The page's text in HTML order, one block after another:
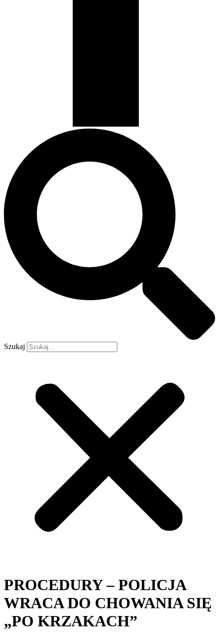
Szukaj
PROCEDURY – POLICJA
WRACA DO CHOWANIA SIĘ
„PO KRZAKACH”